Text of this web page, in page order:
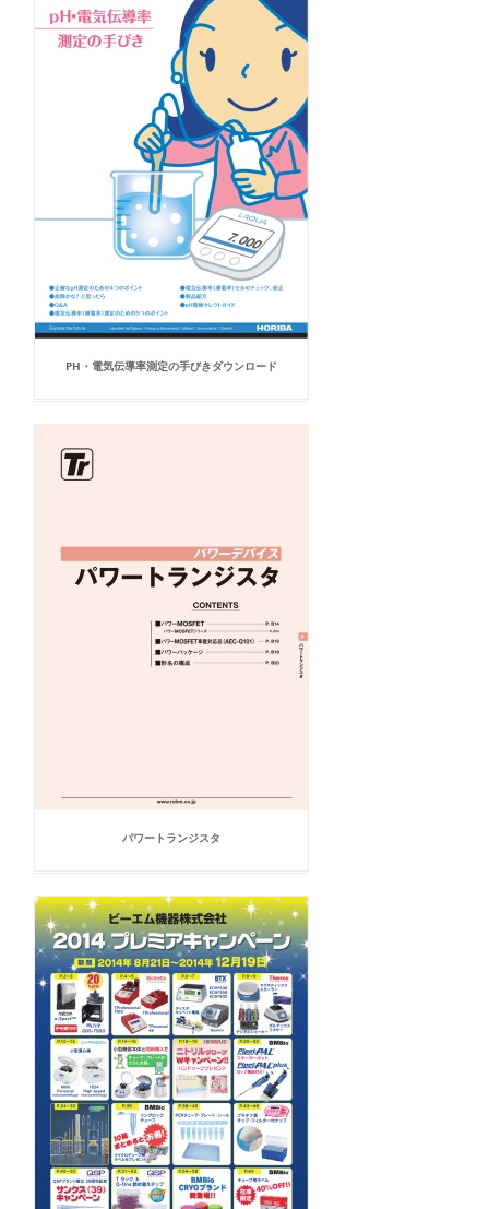
PH・電気伝導率測定の手びきダウンロード
パワートランジスタ